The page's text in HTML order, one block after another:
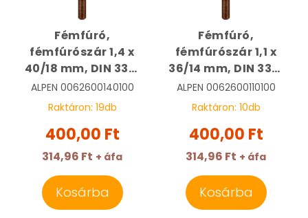
Fémfúró,
fémfúrószár 1,4 x
40/18 mm, DIN 338,
HSS, Sprint Master |
ALPEN
ALPEN 0062600140100
Raktáron: 19db
400,00 Ft
314,96 Ft + áfa
Kosárba
Fémfúró,
fémfúrószár 1,1 x
36/14 mm, DIN 338,
HSS, Sprint Master |
ALPEN
ALPEN 0062600110100
Raktáron: 10db
400,00 Ft
314,96 Ft + áfa
Kosárba